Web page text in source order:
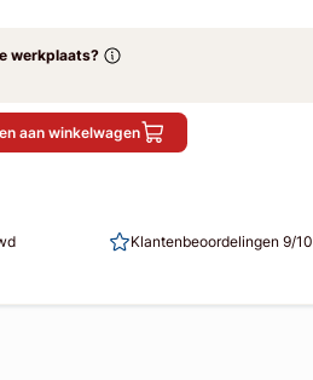
werkplaats?
aan winkelwagen
Klantenbeoordelingen 9/10